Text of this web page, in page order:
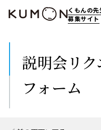
くもんの先
募集サイト
説明会リク
フォーム